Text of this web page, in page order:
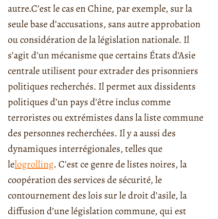
autre.C’est le cas en Chine, par exemple, sur la
seule base d’accusations, sans autre approbation
ou considération de la législation nationale. Il
s’agit d’un mécanisme que certains États d’Asie
centrale utilisent pour extrader des prisonniers
politiques recherchés. Il permet aux dissidents
politiques d’un pays d’être inclus comme
terroristes ou extrémistes dans la liste commune
des personnes recherchées. Il y a aussi des
dynamiques interrégionales, telles que
lelogrolling. C’est ce genre de listes noires, la
coopération des services de sécurité, le
contournement des lois sur le droit d’asile, la
diffusion d’une législation commune, qui est